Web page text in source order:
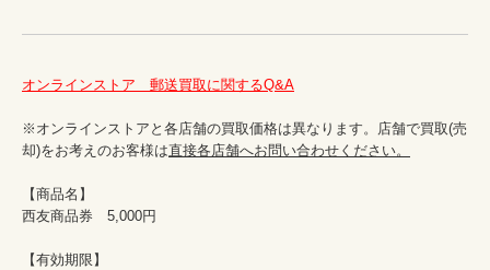
オンラインストア　郵送買取に関するQ&A
※オンラインストアと各店舗の買取価格は異なります。店舗で買取(売
却)をお考えのお客様は直接各店舗へお問い合わせください。
【商品名】
西友商品券　5,000円
【有効期限】